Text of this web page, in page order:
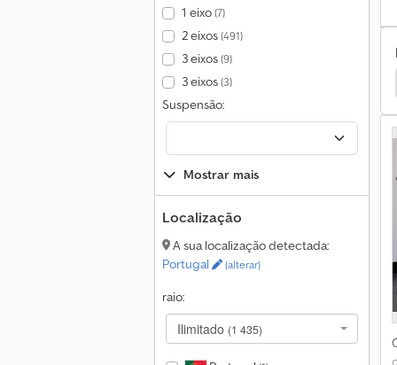
1 eixo(7)
2 eixos(491)
3 eixos(9)
3 eixos(3)
Suspensão:
Mostrar mais
Localização
A sua localização detectada:
Portugal
(alterar)
raio:
Ilimitado (1 435)
Renault Pick-Up